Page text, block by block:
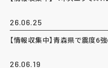
26.06.25
【情報収集中】青森県で震度6
26.06.19